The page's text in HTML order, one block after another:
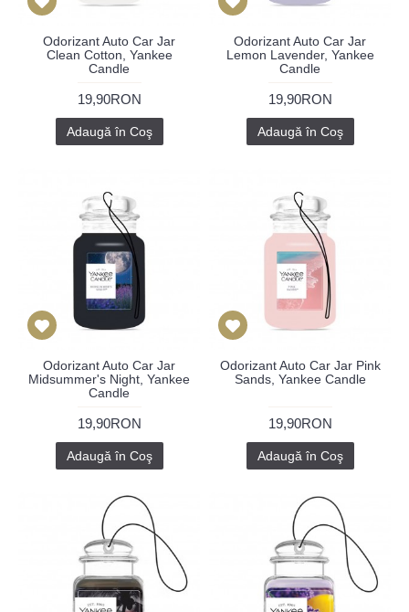
Odorizant Auto Car Jar
Clean Cotton, Yankee
Candle
19,90RON
Adaugă în Coş
Odorizant Auto Car Jar
Lemon Lavender, Yankee
Candle
19,90RON
Adaugă în Coş
Odorizant Auto Car Jar
Midsummer's Night, Yankee
Candle
19,90RON
Adaugă în Coş
Odorizant Auto Car Jar Pink
Sands, Yankee Candle
19,90RON
Adaugă în Coş